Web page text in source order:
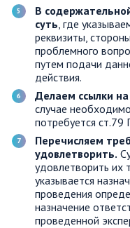
В
суть, где
реквизиты,
проблемного
путем подачи
действия.
Делаем ссылки
случае
потребуется ст.79
Перечисляем
удовлетворить.
удовлетворить их
указывается
проведения
назначение
проведенной